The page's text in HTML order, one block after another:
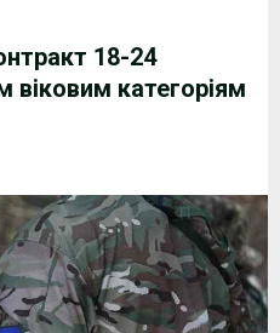
18-24
віковим категоріям